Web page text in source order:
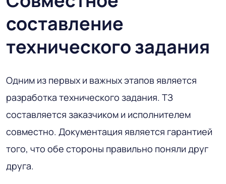
составление
технического задания
Одним из первых и важных этапов является
разработка технического задания. ТЗ
составляется заказчиком и исполнителем
совместно. Документация является гарантией
того, что обе стороны правильно поняли друг
друга.